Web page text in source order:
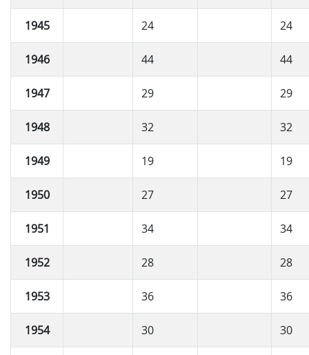
1945 24 24
1946 44 44
1947 29 29
1948 32 32
1949 19 19
1950 27 27
1951 34 34
1952 28 28
1953 36 36
1954 30 30